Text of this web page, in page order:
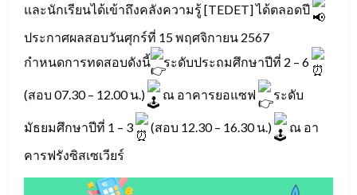
และนักเรียนได้เข้าถึงคลังความรู้ [TEDET] ได้ตลอดปี
ประกาศผลสอบวันศุกร์ที่ 15 พฤศจิกายน 2567
กำหนดการทดสอบดังนี้
ระดับประถมศึกษาปีที่ 2 – 6
(สอบ 07.30 – 12.00 น.) ณ อาคารยอแซฟ ระดับ
มัธยมศึกษาปีที่ 1 – 3 (สอบ 12.30 – 16.30 น.)
ณ อา
คารฟรังซิสเซเวียร์